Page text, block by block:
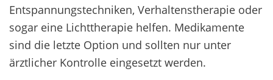
Entspannungstechniken, Verhaltenstherapie oder
sogar eine Lichttherapie helfen. Medikamente
sind die letzte Option und sollten nur unter
ärztlicher Kontrolle eingesetzt werden.